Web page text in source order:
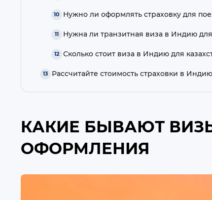
Нужно ли оформлять страховку для
Нужна ли транзитная виза в Индию для
Сколько стоит виза в Индию для
Рассчитайте стоимость страховки в Индию
КАКИЕ БЫВАЮТ
ОФОРМЛЕНИЯ